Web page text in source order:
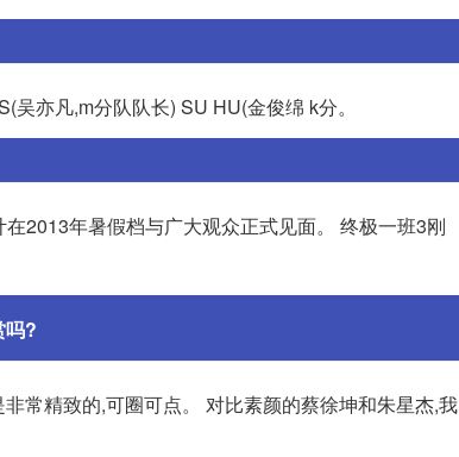
亦凡,m分队队长) SU HU(金俊绵 k分。
2013年暑假档与广大观众正式见面。 终极一班3刚
吗?
常精致的,可圈可点。 对比素颜的蔡徐坤和朱星杰,我